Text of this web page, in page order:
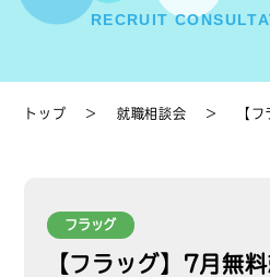
RECRUIT
トップ ＞就職相談会 ＞ 【
フラッグ
【フラッグ】7月無